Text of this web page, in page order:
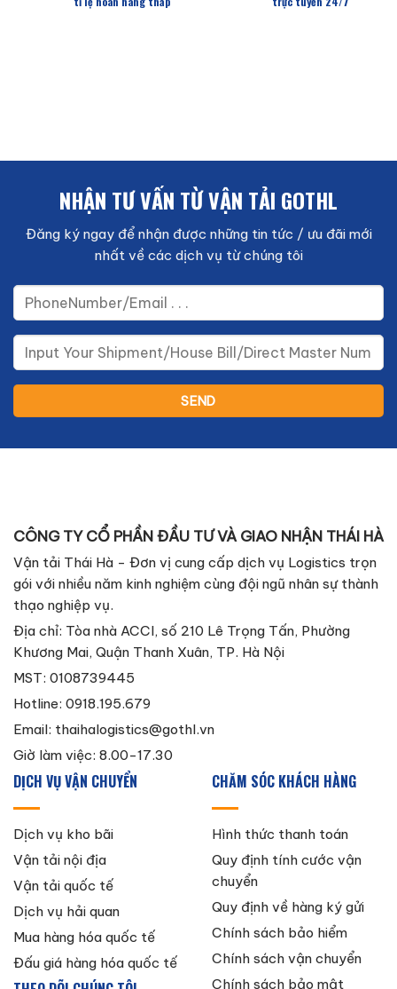
NHẬN TƯ VẤN TỪ VẬN TẢI GOTHL
Đăng ký ngay để nhận được những tin tức / ưu đãi mới
nhất về các dịch vụ từ chúng tôi
CÔNG TY CỔ PHẦN ĐẦU TƯ VÀ GIAO NHẬN THÁI HÀ
Vận tải Thái Hà - Đơn vị cung cấp dịch vụ Logistics trọn
gói với nhiều năm kinh nghiệm cùng đội ngũ nhân sự thành
thạo nghiệp vụ.
Địa chỉ: Tòa nhà ACCI, số 210 Lê Trọng Tấn, Phường
Khương Mai, Quận Thanh Xuân, TP. Hà Nội
MST: 0108739445
Hotline: 0918.195.679
Email: thaihalogistics@gothl.vn
Giờ làm việc: 8.00-17.30
DỊCH VỤ VẬN CHUYỂN
Dịch vụ kho bãi
Vận tải nội địa
Vận tải quốc tế
Dịch vụ hải quan
Mua hàng hóa quốc tế
Đấu giá hàng hóa quốc tế
CHĂM SÓC KHÁCH HÀNG
Hình thức thanh toán
Quy định tính cước vận
chuyển
Quy định về hàng ký gửi
Chính sách bảo hiểm
Chính sách vận chuyển
Chính sách bảo mật